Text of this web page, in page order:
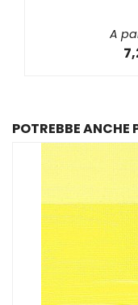
A
POTREBBE ANCHE